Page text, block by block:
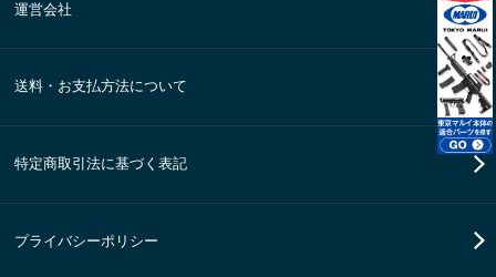
運営会社
送料・お支払方法について
特定商取引法に基づく表記
プライバシーポリシー